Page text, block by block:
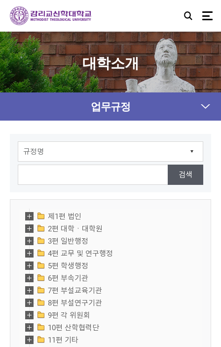
대학소개
업무규정
제1편 법인
2편 대학ㆍ대학원
3편 일반행정
4편 교무 및 연구행정
5편 학생행정
6편 부속기관
7편 부설교육기관
8편 부설연구기관
9편 각 위원회
10편 산학협력단
11편 기타